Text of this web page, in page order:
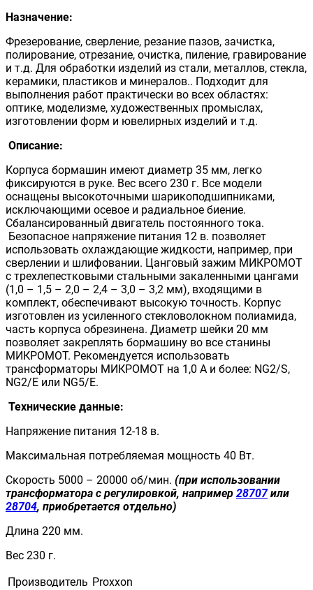
Назначение:
Фрезерование, сверление, резание пазов, зачистка,
полирование, отрезание, очистка, пиление, гравирование
и т.д. Для обработки изделий из стали, металлов, стекла,
керамики, пластиков и минералов.. Подходит для
выполнения работ практически во всех областях:
оптике, моделизме, художественных промыслах,
изготовлении форм и ювелирных изделий и т.д.
Описание:
Корпуса бормашин имеют диаметр 35 мм, легко
фиксируются в руке. Вес всего 230 г. Все модели
оснащены высокоточными шарикоподшипниками,
исключающими осевое и радиальное биение.
Сбалансированный двигатель постоянного тока.
Безопасное напряжение питания 12 в. позволяет
использовать охлаждающие жидкости, например, при
сверлении и шлифовании. Цанговый зажим МИКРОМОТ
с трехлепестковыми стальными закаленными цангами
(1,0 – 1,5 – 2,0 – 2,4 – 3,0 – 3,2 мм), входящими в
комплект, обеспечивают высокую точность. Корпус
изготовлен из усиленного стекловолокном полиамида,
часть корпуса обрезинена. Диаметр шейки 20 мм
позволяет закреплять бормашину во все станины
МИКРОМОТ. Рекомендуется использовать
трансформаторы МИКРОМОТ на 1,0 А и более: NG2/S,
NG2/E или NG5/E.
Технические данные:
Напряжение питания 12-18 в.
Максимальная потребляемая мощность 40 Вт.
Скорость 5000 – 20000 об/мин. (при использовании
трансформатора с регулировкой, например 28707или
28704, приобретается отдельно)
Длина 220 мм.
Вес 230 г.
Производитель Proxxon